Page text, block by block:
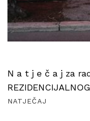
N a t j e č a j za
NATJEČAJ